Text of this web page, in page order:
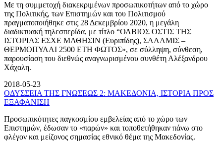
Με τη συμμετοχή διακεκριμένων προσωπικοτήτων από το χώρο
της Πολιτικής, των Επιστημών και του Πολιτισμού
πραγματοποιήθηκε στις 28 Δεκεμβρίου 2020, η μεγάλη
διαδικτυακή τηλεσπερίδα, με τίτλο “ΟΛΒΙΟΣ ΟΣΤΙΣ ΤΗΣ
ΙΣΤΟΡΙΑΣ ΕΣΧΕ ΜΑΘΗΣΙΝ (Ευριπίδης), ΣΑΛΑΜΙΣ –
ΘΕΡΜΟΠΥΛΑΙ 2500 ΕΤΗ ΦΩΤΟΣ», σε σύλληψη, σύνθεση,
παρουσίαση του διεθνώς αναγνωρισμένου συνθέτη Αλέξανδρου
Χάχαλη.
2018-05-23
ΟΔΥΣΣΕΙΑ ΤΗΣ ΓΝΩΣΕΩΣ 2: ΜΑΚΕΔΟΝΙΑ, ΙΣΤΟΡΙΑ ΠΡΟΣ
ΕΞΑΦΑΝΙΣΗ
Προσωπικότητες παγκοσμίου εμβελείας από το χώρο των
Επιστημών, έδωσαν το «παρών» και τοποθετήθηκαν πάνω στο
φλέγον και μείζονος σημασίας εθνικό θέμα της Μακεδονίας.